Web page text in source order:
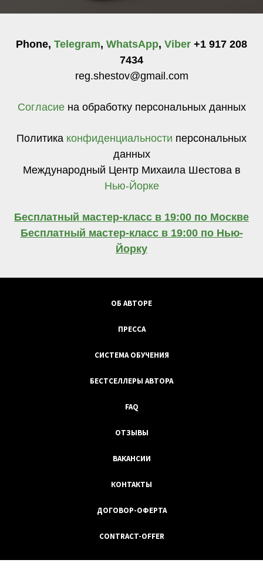
Phone, Telegram, WhatsApp, Viber +1 917 208
7434
reg.shestov@gmail.com
Согласие на обработку персональных данных
Политика конфиденциальности персональных
данных
Международный Центр Михаила Шестова в
Нью-Йорке
Бесплатный мастер-класс в 19:00 по Москве
Бесплатный мастер-класс в 19:00 по Нью-
Йорку
ОБ АВТОРЕ
ПРЕССА
СИСТЕМА ОБУЧЕНИЯ
БЕСТСЕЛЛЕРЫ АВТОРА
FAQ
ОТЗЫВЫ
ВАКАНСИИ
КОНТАКТЫ
ДОГОВОР-ОФЕРТА
CONTRACT-OFFER